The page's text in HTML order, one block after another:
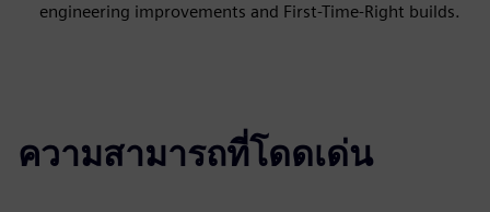
engineering improvements and First-Time-Right builds.
ความสามารถที่โดดเด่น